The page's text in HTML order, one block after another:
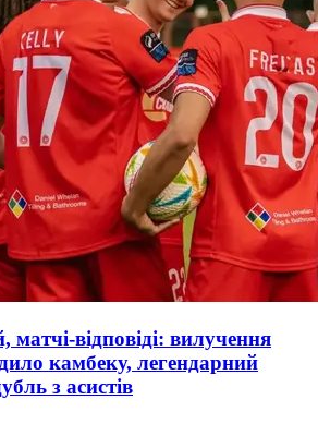
матчі-відповіді: вилучення
камбеку, легендарний
з асистів